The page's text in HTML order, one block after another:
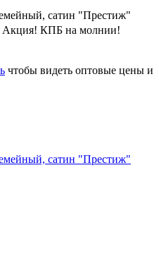
сатин "Престиж"
Акция! КПБ на молнии!
чтобы видеть оптовые цены и
сатин "Престиж"